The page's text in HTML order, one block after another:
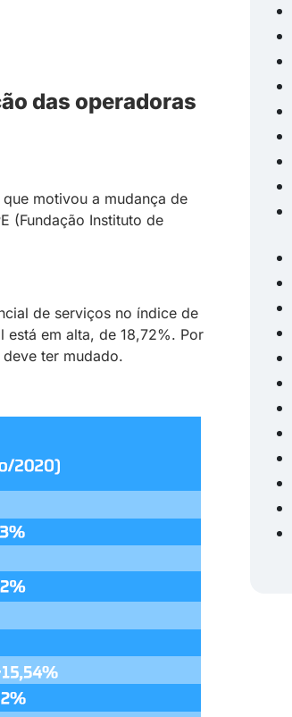
das operadoras
motivou a mudança de
(Fundação Instituto de
de serviços no índice de
está em alta, de 18,72%. Por
ter mudado.